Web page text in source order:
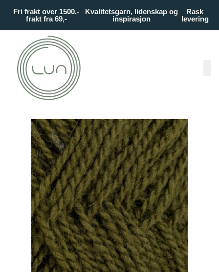
Fri frakt over 1500,-
frakt fra 69,-
Kvalitetsgarn, lidenskap og
inspirasjon
Rask
levering